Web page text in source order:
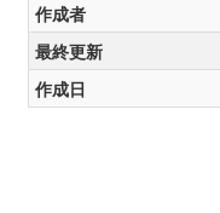
作成者
最終更新
作成日